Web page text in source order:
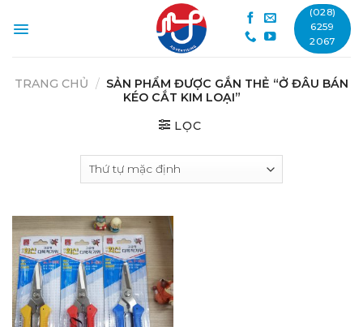
(028)
6259
2067
TRANG CHỦ / SẢN PHẨM ĐƯỢC GẮN THẺ “Ở ĐÂU BÁN
KÉO CẮT KIM LOẠI”
LỌC